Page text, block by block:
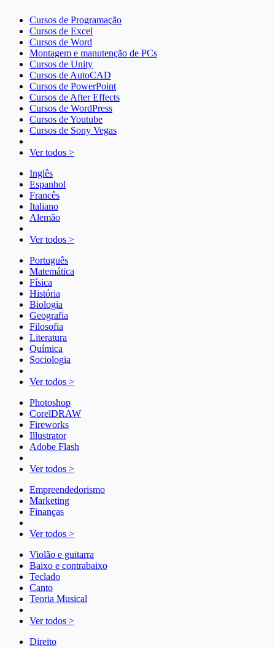
Cursos de Programação
Cursos de Excel
Cursos de Word
Montagem e manutenção de PCs
Cursos de Unity
Cursos de AutoCAD
Cursos de PowerPoint
Cursos de After Effects
Cursos de WordPress
Cursos de Youtube
Cursos de Sony Vegas
Ver todos >
Inglês
Espanhol
Francês
Italiano
Alemão
Ver todos >
Português
Matemática
Física
História
Biologia
Geografia
Filosofia
Literatura
Química
Sociologia
Ver todos >
Photoshop
CorelDRAW
Fireworks
Illustrator
Adobe Flash
Ver todos >
Empreendedorismo
Marketing
Finanças
Ver todos >
Violão e guitarra
Baixo e contrabaixo
Teclado
Canto
Teoria Musical
Ver todos >
Direito